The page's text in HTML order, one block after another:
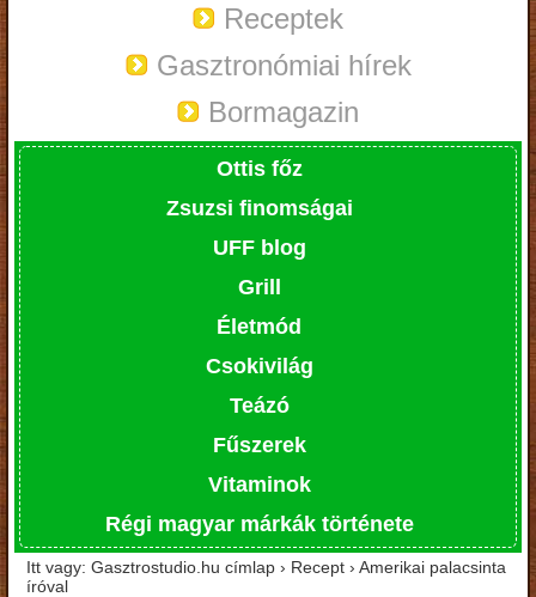
Receptek
Gasztronómiai hírek
Bormagazin
Ottis főz
Zsuzsi finomságai
UFF blog
Grill
Életmód
Csokivilág
Teázó
Fűszerek
Vitaminok
Régi magyar márkák története
Itt vagy: Gasztrostudio.hu címlap › Recept › Amerikai palacsinta
íróval